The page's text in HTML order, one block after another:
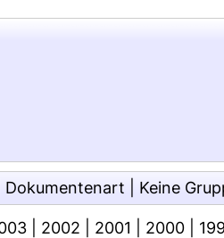
Dokumentenart Keine
2002 2001 2000